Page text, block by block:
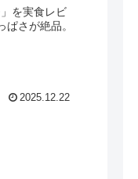
を実食レビ
さが絶品。
2025.12.22